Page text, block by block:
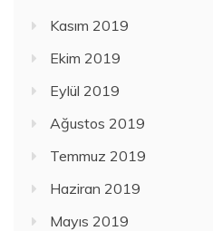
Kasım 2019
Ekim 2019
Eylül 2019
Ağustos 2019
Temmuz 2019
Haziran 2019
Mayıs 2019